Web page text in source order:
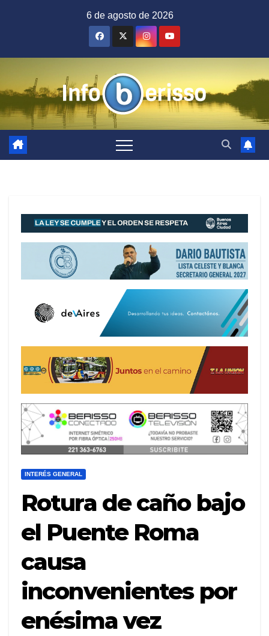
6 de agosto de 2026
INTERÉS GENERAL
Rotura de caño bajo
el Puente Roma
causa
inconvenientes por
enésima vez